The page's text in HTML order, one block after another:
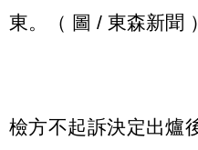
東。（ 圖 / 東森新聞 ）
檢方不起訴決定出爐